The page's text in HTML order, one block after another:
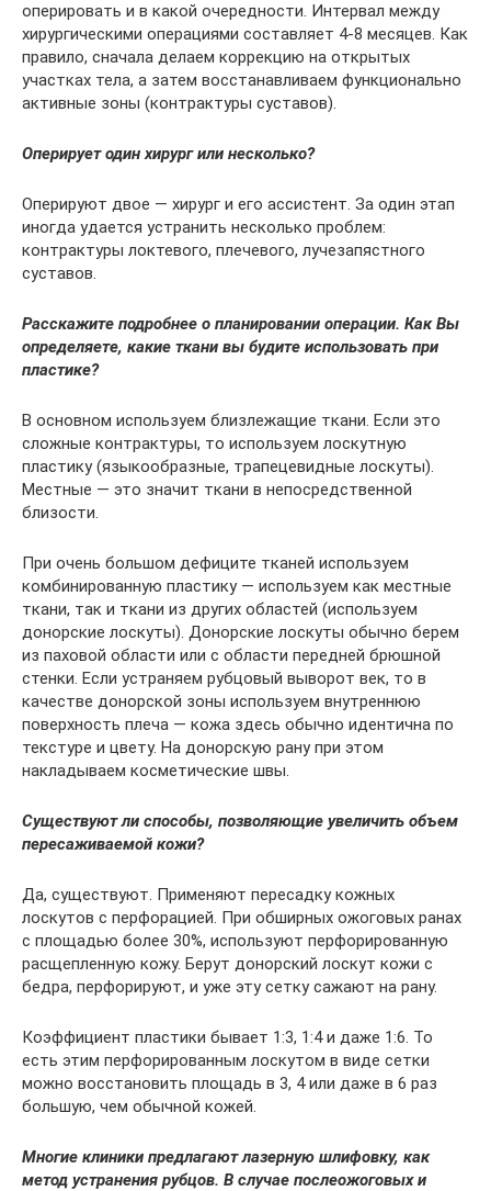
оперировать и в какой очередности. Интервал между
хирургическими операциями составляет 4-8 месяцев. Как
правило, сначала делаем коррекцию на открытых
участках тела, а затем восстанавливаем функционально
активные зоны (контрактуры суставов).
Оперирует один хирург или несколько?
Оперируют двое — хирург и его ассистент. За один этап
иногда удается устранить несколько проблем:
контрактуры локтевого, плечевого, лучезапястного
суставов.
Расскажите подробнее о планировании операции. Как Вы
определяете, какие ткани вы будите использовать при
пластике?
В основном используем близлежащие ткани. Если это
сложные контрактуры, то используем лоскутную
пластику (языкообразные, трапецевидные лоскуты).
Местные — это значит ткани в непосредственной
близости.
При очень большом дефиците тканей используем
комбинированную пластику — используем как местные
ткани, так и ткани из других областей (используем
донорские лоскуты). Донорские лоскуты обычно берем
из паховой области или с области передней брюшной
стенки. Если устраняем рубцовый выворот век, то в
качестве донорской зоны используем внутреннюю
поверхность плеча — кожа здесь обычно идентична по
текстуре и цвету. На донорскую рану при этом
накладываем косметические швы.
Существуют ли способы, позволяющие увеличить объем
пересаживаемой кожи?
Да, существуют. Применяют пересадку кожных
лоскутов с перфорацией. При обширных ожоговых ранах
с площадью более 30%, используют перфорированную
расщепленную кожу. Берут донорский лоскут кожи с
бедра, перфорируют, и уже эту сетку сажают на рану.
Коэффициент пластики бывает 1:3, 1:4 и даже 1:6. То
есть этим перфорированным лоскутом в виде сетки
можно восстановить площадь в 3, 4 или даже в 6 раз
большую, чем обычной кожей.
Многие клиники предлагают лазерную шлифовку, как
метод устранения рубцов. В случае послеожоговых и